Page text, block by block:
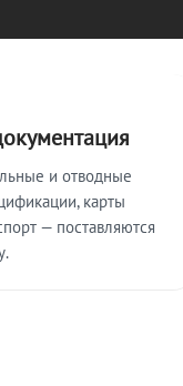
и отводные
карты
— поставляются